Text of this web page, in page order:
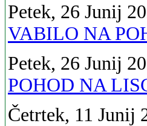
Petek, 26 Junij
VABILO NA
Petek, 26 Junij
POHOD NA
Četrtek, 11 Junij